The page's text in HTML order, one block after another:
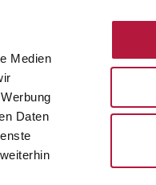
Medien
Daten
DISEASES